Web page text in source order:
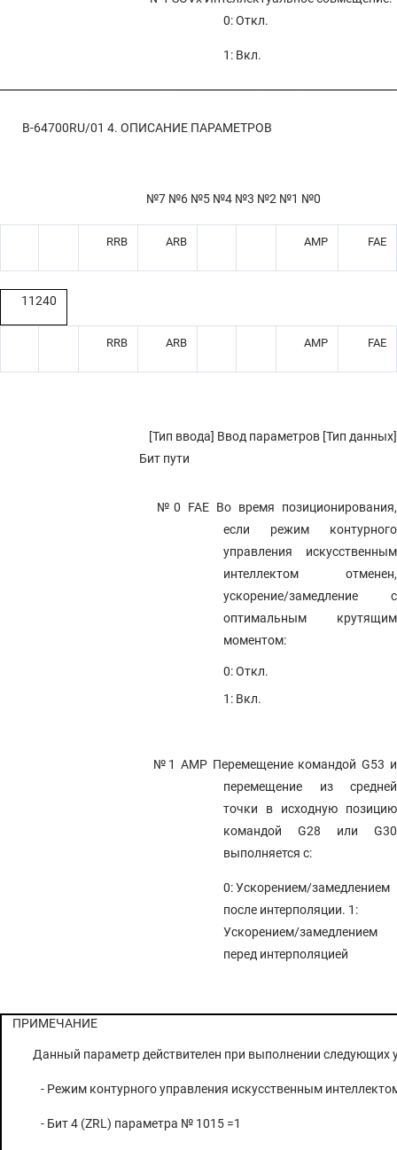
0: Откл.
1: Вкл.
B-64700RU/014. ОПИСАНИЕ ПАРАМЕТРОВ
№7 №6 №5 №4 №3 №2 №1 №0
RRB ARB AMP FAE
11240
RRB ARB AMP FAE
[Тип ввода] Ввод параметров [Тип данных]
Бит пути
№0 FAE Во время позиционирования,
если режим контурного
управления искусственным
интеллектом отменен,
ускорение/замедление с
оптимальным крутящим
моментом:
0: Откл.
1: Вкл.
№1 AMP Перемещение командой G53 и
перемещение из средней
точки в исходную позицию
командой G28 или G30
выполняется с:
0: Ускорением/замедлением
после интерполяции. 1:
Ускорением/замедлением
перед интерполяцией
ПРИМЕЧАНИЕ
Данный параметр действителен при выполнении следующих
- Режим контурного управления искусственным
- Бит 4 (ZRL) параметра № 1015 =1